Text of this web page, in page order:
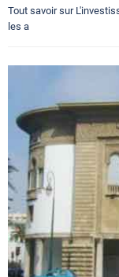
Tout savoir sur
les a